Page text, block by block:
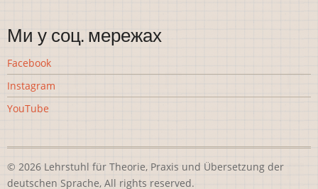
Ми у соц. мережах
Facebook
Instagram
YouTube
© 2026 Lehrstuhl für Theorie, Praxis und Übersetzung der
deutschen Sprache, All rights reserved.